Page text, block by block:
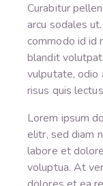
Curabitur
arcu sodales
commodo id id
blandit
vulputate, odio
risus quis
Lorem ipsum
elitr, sed diam
labore et
voluptua. At